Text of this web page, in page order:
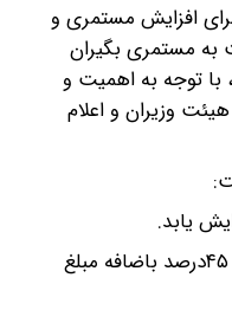
افزایش مستمری و
مستمری بگیران
با توجه به اهمیت و
وزیران و اعلام
افزایش حقوق سایر سطوح به میزان ۴۵درصد باضافه مبلغ